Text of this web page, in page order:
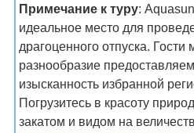
Примечание к туру:
идеальное место для
драгоценного отпуска. Гости
разнообразие
изысканность избранной
Погрузитесь в красоту
закатом и видом на